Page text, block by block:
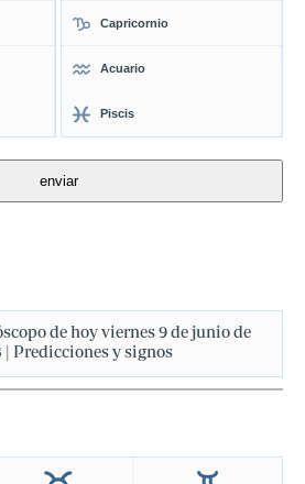
Capricornio
Acuario
Piscis
de hoy viernes 9 de junio de
| Predicciones y signos